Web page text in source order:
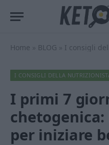
Home » BLOG » I consigli
I CONSIGLI DELLA
I primi 7
per iniziare